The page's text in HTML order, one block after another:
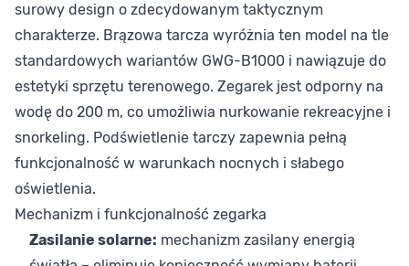
surowy design o zdecydowanym taktycznym
charakterze. Brązowa tarcza wyróżnia ten model na tle
standardowych wariantów GWG-B1000 i nawiązuje do
estetyki sprzętu terenowego. Zegarek jest odporny na
wodę do 200 m, co umożliwia nurkowanie rekreacyjne i
snorkeling. Podświetlenie tarczy zapewnia pełną
funkcjonalność w warunkach nocnych i słabego
oświetlenia.
Mechanizm i funkcjonalność zegarka
Zasilanie solarne: mechanizm zasilany energią